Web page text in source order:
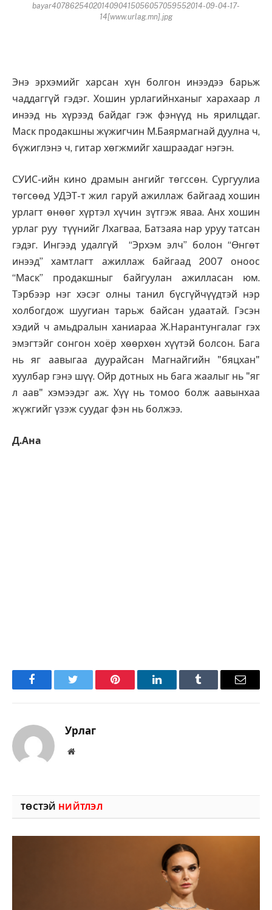
bayar4078625402014090415056057059552014-09-04-17-
14[www.urlag.mn].jpg
Энэ эрхэмийг харсан хүн болгон инээдээ барьж
чаддаггүй гэдэг. Хошин урлагийнханыг харахаар л
инээд нь хүрээд байдаг гэж фэнүүд нь ярилцдаг.
Маск продакшны жүжигчин М.Баярмагнай дуулна ч,
бүжиглэнэ ч, гитар хөгжмийг хашраадаг нэгэн.
СУИС-ийн кино драмын ангийг төгссөн. Сургуулиа
төгсөөд УДЭТ-т жил гаруй ажиллаж байгаад хошин
урлагт өнөөг хүртэл хүчин зүтгэж яваа. Анх хошин
урлаг руу түүнийг Лхагваа, Батзаяа нар уруу татсан
гэдэг. Ингээд удалгүй “Эрхэм элч” болон “Өнгөт
инээд” хамтлагт ажиллаж байгаад 2007 оноос
“Маск” продакшныг байгуулан ажилласан юм.
Тэрбээр нэг хэсэг олны танил бүсгүйчүүдтэй нэр
холбогдож шуугиан тарьж байсан удаатай. Гэсэн
хэдий ч амьдралын ханиараа Ж.Нарантунгалаг гэх
эмэгтэйг сонгон хоёр хөөрхөн хүүтэй болсон. Бага
нь яг аавыгаа дуурайсан Магнайгийн "бяцхан"
хуулбар гэнэ шүү. Ойр дотных нь бага жаалыг нь "яг
л аав" хэмээдэг аж. Хүү нь томоо болж аавынхаа
жүжгийг үзэж суудаг фэн нь болжээ.
Д.Ана
FacebookTwitter Pinterest LinkedInTumblr Имэйл
Урлаг
Вэбсайт
ТӨСТЭЙ НИЙТЛЭЛ